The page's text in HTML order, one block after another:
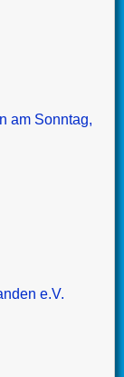
am Sonntag,
e.V.